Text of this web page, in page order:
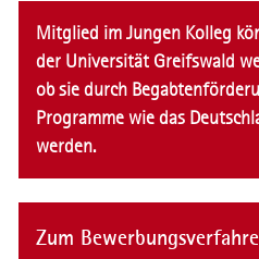
Mitglied im Jungen Kolleg
der Universität Greifswald
ob sie durch
Programme wie das
werden.
Zum